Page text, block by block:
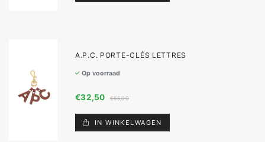
A.P.C. PORTE-CLÉS LETTRES
Op voorraad
€32,50 €65,00
IN WINKELWAGEN